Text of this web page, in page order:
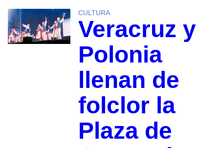
CULTURA
Veracruz y
Polonia
llenan de
folclor la
Plaza de